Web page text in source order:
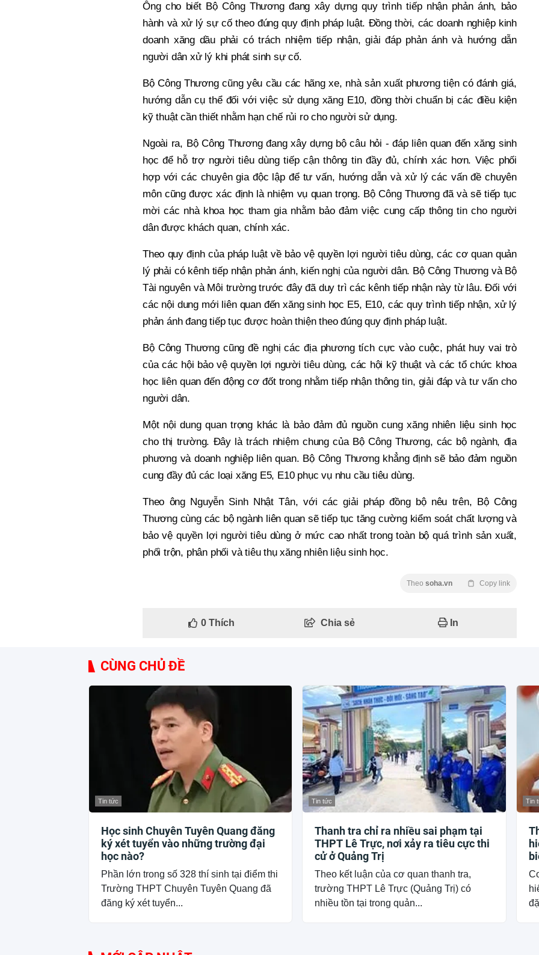
Ông cho biết Bộ Công Thương đang xây dựng quy trình tiếp nhận phản ánh, bảo
hành và xử lý sự cố theo đúng quy định pháp luật. Đồng thời, các doanh nghiệp kinh
doanh xăng dầu phải có trách nhiệm tiếp nhận, giải đáp phản ánh và hướng dẫn
người dân xử lý khi phát sinh sự cố.
Bộ Công Thương cũng yêu cầu các hãng xe, nhà sản xuất phương tiện có đánh giá,
hướng dẫn cụ thể đối với việc sử dụng xăng E10, đồng thời chuẩn bị các điều kiện
kỹ thuật cần thiết nhằm hạn chế rủi ro cho người sử dụng.
Ngoài ra, Bộ Công Thương đang xây dựng bộ câu hỏi - đáp liên quan đến xăng sinh
học để hỗ trợ người tiêu dùng tiếp cận thông tin đầy đủ, chính xác hơn. Việc phối
hợp với các chuyên gia độc lập để tư vấn, hướng dẫn và xử lý các vấn đề chuyên
môn cũng được xác định là nhiệm vụ quan trọng. Bộ Công Thương đã và sẽ tiếp tục
mời các nhà khoa học tham gia nhằm bảo đảm việc cung cấp thông tin cho người
dân được khách quan, chính xác.
Theo quy định của pháp luật về bảo vệ quyền lợi người tiêu dùng, các cơ quan quản
lý phải có kênh tiếp nhận phản ánh, kiến nghị của người dân. Bộ Công Thương và Bộ
Tài nguyên và Môi trường trước đây đã duy trì các kênh tiếp nhận này từ lâu. Đối với
các nội dung mới liên quan đến xăng sinh học E5, E10, các quy trình tiếp nhận, xử lý
phản ánh đang tiếp tục được hoàn thiện theo đúng quy định pháp luật.
Bộ Công Thương cũng đề nghị các địa phương tích cực vào cuộc, phát huy vai trò
của các hội bảo vệ quyền lợi người tiêu dùng, các hội kỹ thuật và các tổ chức khoa
học liên quan đến động cơ đốt trong nhằm tiếp nhận thông tin, giải đáp và tư vấn cho
người dân.
Một nội dung quan trọng khác là bảo đảm đủ nguồn cung xăng nhiên liệu sinh học
cho thị trường. Đây là trách nhiệm chung của Bộ Công Thương, các bộ ngành, địa
phương và doanh nghiệp liên quan. Bộ Công Thương khẳng định sẽ bảo đảm nguồn
cung đầy đủ các loại xăng E5, E10 phục vụ nhu cầu tiêu dùng.
Theo ông Nguyễn Sinh Nhật Tân, với các giải pháp đồng bộ nêu trên, Bộ Công
Thương cùng các bộ ngành liên quan sẽ tiếp tục tăng cường kiểm soát chất lượng và
bảo vệ quyền lợi người tiêu dùng ở mức cao nhất trong toàn bộ quá trình sản xuất,
phối trộn, phân phối và tiêu thụ xăng nhiên liệu sinh học.
Theo soha.vn Copy link
0Thích Chia sẻ In
CÙNG CHỦ ĐỀ
Tin tức
Học sinh Chuyên Tuyên Quang đăng
ký xét tuyển vào những trường đại
học nào?
Phần lớn trong số 328 thí sinh tại điểm thi
Trường THPT Chuyên Tuyên Quang đã
đăng ký xét tuyển...
Tin tức
Thanh tra chỉ ra nhiều sai phạm tại
THPT Lê Trực, nơi xảy ra tiêu cực thi
cử ở Quảng Trị
Theo kết luận của cơ quan thanh tra,
trường THPT Lê Trực (Quảng Trị) có
nhiều tồn tại trong quản...
Tin